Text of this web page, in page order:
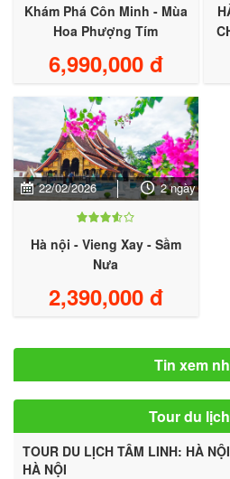
Khám Phá Côn Minh - Mùa
Hoa Phượng Tím
6,990,000 đ
22/02/2026 2 ngày
Hà nội - Vieng Xay - Sầm
Nưa
2,390,000 đ
Tin xem
Tour du
TOUR DU LỊCH TÂM LINH: HÀ
HÀ NỘI